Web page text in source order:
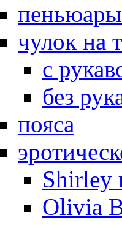
чулок на
с
без
пояса
Shirley
Olivia